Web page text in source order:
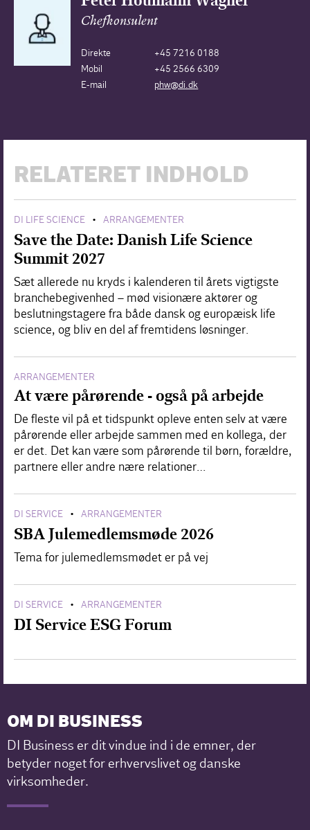
Chefkonsulent
Direkte
+45 7216 0188
Mobil
+45 2566 6309
E-mail
phw@di.dk
RELATERET INDHOLD
DI LIFE SCIENCE • ARRANGEMENTER
Save the Date: Danish Life Science
Summit 2027
Sæt allerede nu kryds i kalenderen til årets vigtigste
branchebegivenhed – mød visionære aktører og
beslutningstagere fra både dansk og europæisk life
science, og bliv en del af fremtidens løsninger.
ARRANGEMENTER
At være pårørende - også på arbejde
De fleste vil på et tidspunkt opleve enten selv at være
pårørende eller arbejde sammen med en kollega, der
er det. Det kan være som pårørende til børn, forældre,
partnere eller andre nære relationer…
DI SERVICE • ARRANGEMENTER
SBA Julemedlemsmøde 2026
Tema for julemedlemsmødet er på vej
DI SERVICE • ARRANGEMENTER
DI Service ESG Forum
OM DI BUSINESS
DI Business er dit vindue ind i de emner, der
betyder noget for erhvervslivet og danske
virksomheder.